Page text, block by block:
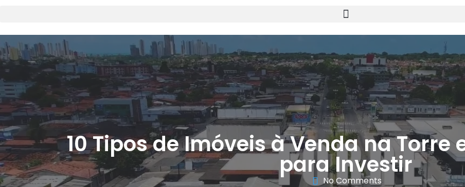
10 Tipos de Imóveis à Venda na Torre
para Investir
No Comments